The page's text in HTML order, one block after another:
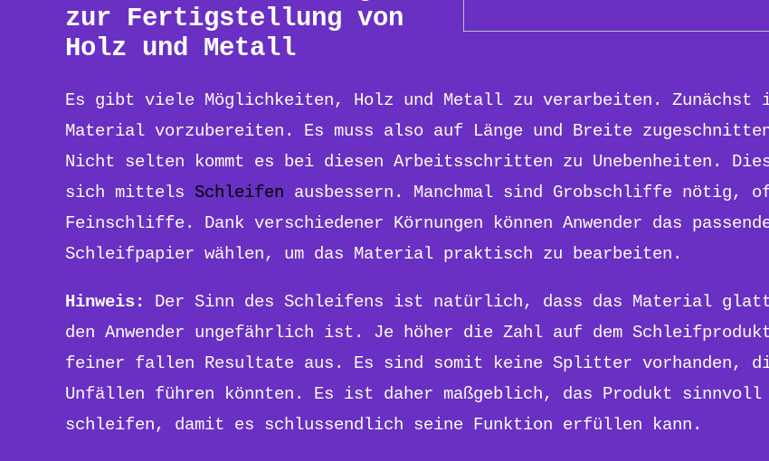
zur Fertigstellung von
Holz und Metall
Es gibt viele Möglichkeiten, Holz und Metall zu verarbeiten. Zunächst
Material vorzubereiten. Es muss also auf Länge und Breite
Nicht selten kommt es bei diesen Arbeitsschritten zu Unebenheiten.
sich mittels Schleifen ausbessern. Manchmal sind Grobschliffe nötig,
Feinschliffe. Dank verschiedener Körnungen können Anwender das
Schleifpapier wählen, um das Material praktisch zu bearbeiten.
Hinweis:
Der Sinn des Schleifens ist natürlich, dass das Material
den Anwender ungefährlich ist. Je höher die Zahl auf dem
feiner fallen Resultate aus. Es sind somit keine Splitter vorhanden,
Unfällen führen könnten. Es ist daher maßgeblich, das Produkt sinnvoll
schleifen, damit es schlussendlich seine Funktion erfüllen kann.